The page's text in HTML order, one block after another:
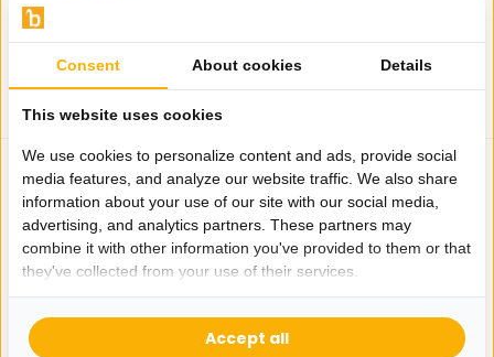
44,95
Theeglazen Konya - 6
stuks
Consent About cookies Details
This website uses cookies
We use cookies to personalize content and ads, provide social
media features, and analyze our website traffic. We also share
information about your use of our site with our social media,
advertising, and analytics partners. These partners may
combine it with other information you've provided to them or that
they've collected from your use of their services.
Accept all